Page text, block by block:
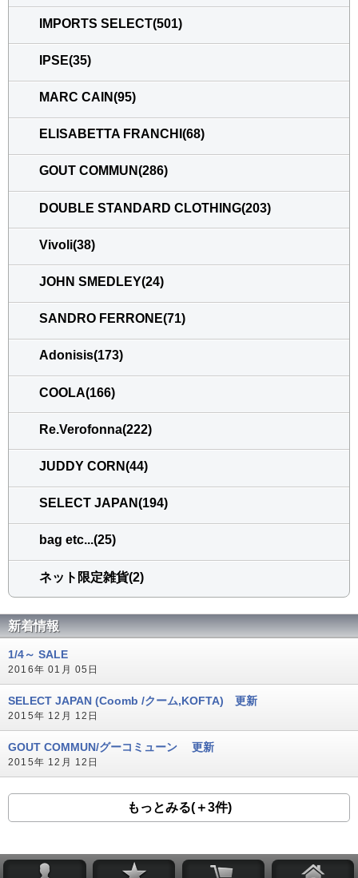
IMPORTS SELECT(501)
IPSE(35)
MARC CAIN(95)
ELISABETTA FRANCHI(68)
GOUT COMMUN(286)
DOUBLE STANDARD CLOTHING(203)
Vivoli(38)
JOHN SMEDLEY(24)
SANDRO FERRONE(71)
Adonisis(173)
COOLA(166)
Re.Verofonna(222)
JUDDY CORN(44)
SELECT JAPAN(194)
bag etc...(25)
ネット限定雑貨(2)
新着情報
1/4～ SALE
2016年 01月 05日
SELECT JAPAN (Coomb /クーム,KOFTA) 更新
2015年 12月 12日
GOUT COMMUN/グーコミューン 更新
2015年 12月 12日
もっとみる(＋3件)